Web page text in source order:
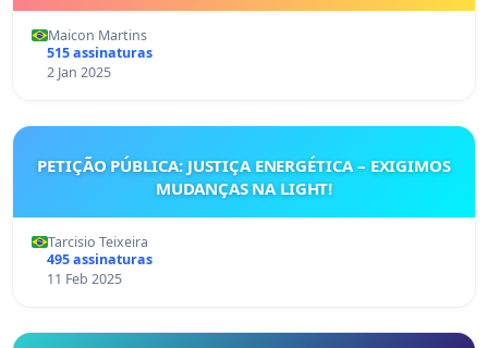
Maicon Martins
515 assinaturas
2 Jan 2025
PETIÇÃO PÚBLICA: JUSTIÇA ENERGÉTICA – EXIGIMOS
MUDANÇAS NA LIGHT!
Tarcisio Teixeira
495 assinaturas
11 Feb 2025